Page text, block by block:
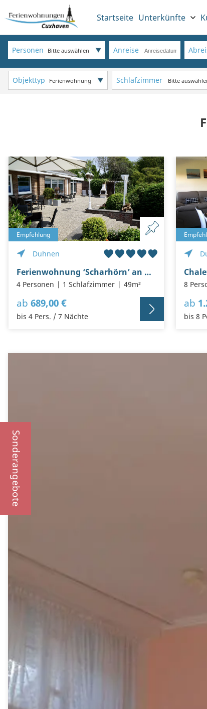
Sonderangebote
Startseite Unterkünfte
Personen Bitte auswählen Anreise
Objekttyp Ferienwohnung Schlafzimmer Bitte
Duhnen
Empfehlung
Ferienwohnung ‘Scharhörn’ an der Duhner Spitze, keine 200m vom Sandstrand
4 Personen 1 Schlafzimmer 49m²
ab 689,00 €
bis 4 Pers. / 7 Nächte
8
ab
bis 8